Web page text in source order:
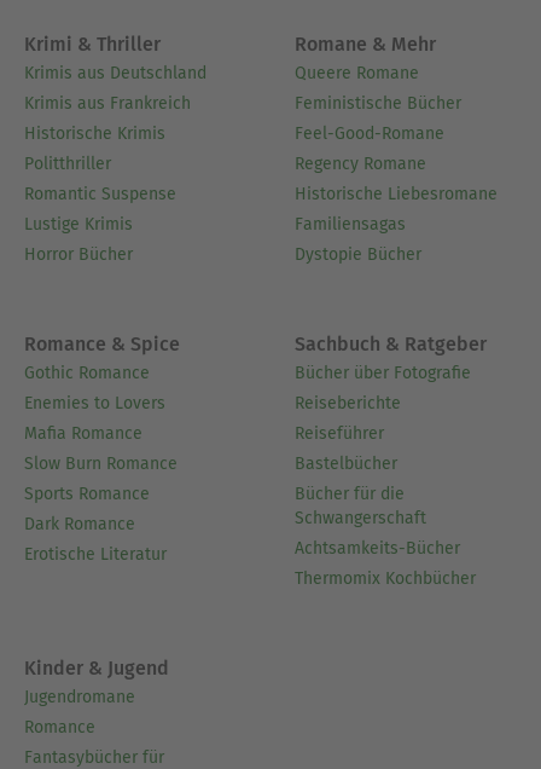
Krimi & Thriller
Krimis aus Deutschland
Krimis aus Frankreich
Historische Krimis
Politthriller
Romantic Suspense
Lustige Krimis
Horror Bücher
Romane & Mehr
Queere Romane
Feministische Bücher
Feel-Good-Romane
Regency Romane
Historische Liebesromane
Familiensagas
Dystopie Bücher
Romance & Spice
Gothic Romance
Enemies to Lovers
Mafia Romance
Slow Burn Romance
Sports Romance
Dark Romance
Erotische Literatur
Sachbuch & Ratgeber
Bücher über Fotografie
Reiseberichte
Reiseführer
Bastelbücher
Bücher für die
Schwangerschaft
Achtsamkeits-Bücher
Thermomix Kochbücher
Kinder & Jugend
Jugendromane
Romance
Fantasybücher für